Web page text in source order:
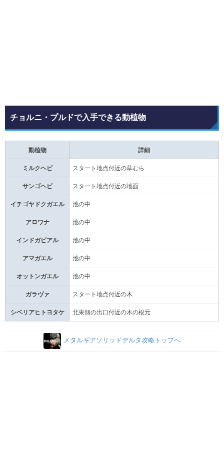
チョルニ・プルドで入手できる動植物
動植物 詳細
ミルクヘビ スタート地点付近の草むら
サンゴヘビ スタート地点付近の地面
イチゴヤドクガエル 池の中
アロワナ 池の中
インドガビアル 池の中
アマガエル 池の中
オットンガエル 池の中
ガラヴァ スタート地点付近の木
シベリアヒトヨタケ 北東側の出口付近の木の根元
メタルギアソリッドデルタ攻略トップへ